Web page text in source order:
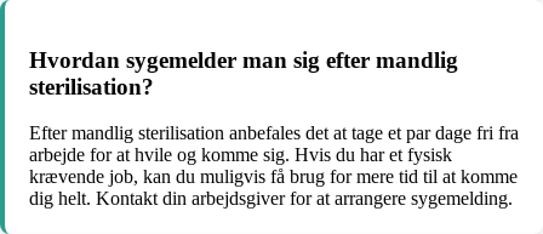
Hvordan sygemelder man sig efter mandlig
sterilisation?
Efter mandlig sterilisation anbefales det at tage et par dage fri fra
arbejde for at hvile og komme sig. Hvis du har et fysisk
krævende job, kan du muligvis få brug for mere tid til at komme
dig helt. Kontakt din arbejdsgiver for at arrangere sygemelding.